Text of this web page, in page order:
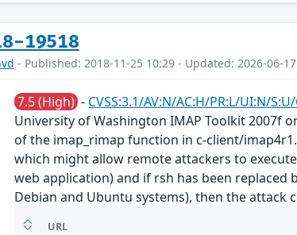
19518
- Published: 2018-11-25 10:29 - Updated: 2026-06-
7.5 (High) - CVSS:3.1/AV:N/AC:H/PR:L/UI:N/
University of Washington IMAP Toolkit 2007f
of the imap_rimap function in c-client/
which might allow remote attackers to
web application) and if rsh has been replaced
Debian and Ubuntu systems), then the attack
URL